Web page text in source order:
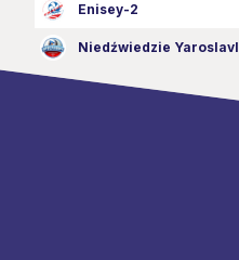
Enisey-2
Niedźwiedzie Yaroslavl